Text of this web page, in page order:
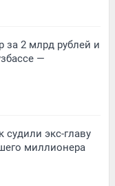
за 2 млрд рублей и
—
судили экс-главу
миллионера